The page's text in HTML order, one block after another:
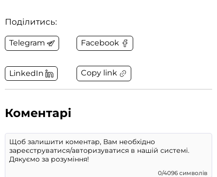
Поділитись:
Telegram Facebook
LinkedIn Copy link
Коментарі
0/4096 символів